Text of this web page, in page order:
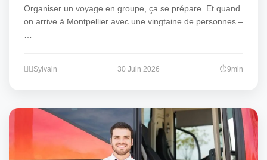
Organiser un voyage en groupe, ça se prépare. Et quand
on arrive à Montpellier avec une vingtaine de personnes –
Sylvain 30 Juin 2026 9min